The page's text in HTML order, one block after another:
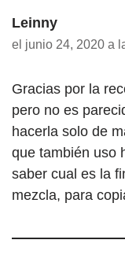
Leinny
el junio 24, 2020 a
Gracias por la
pero no es
hacerla solo de
que también uso
saber cual es la
mezcla, para